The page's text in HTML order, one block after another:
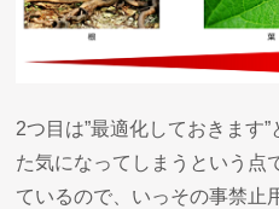
2つ目は”最適化しておきます
た気になってしまうという点
ているので、いっその事禁止